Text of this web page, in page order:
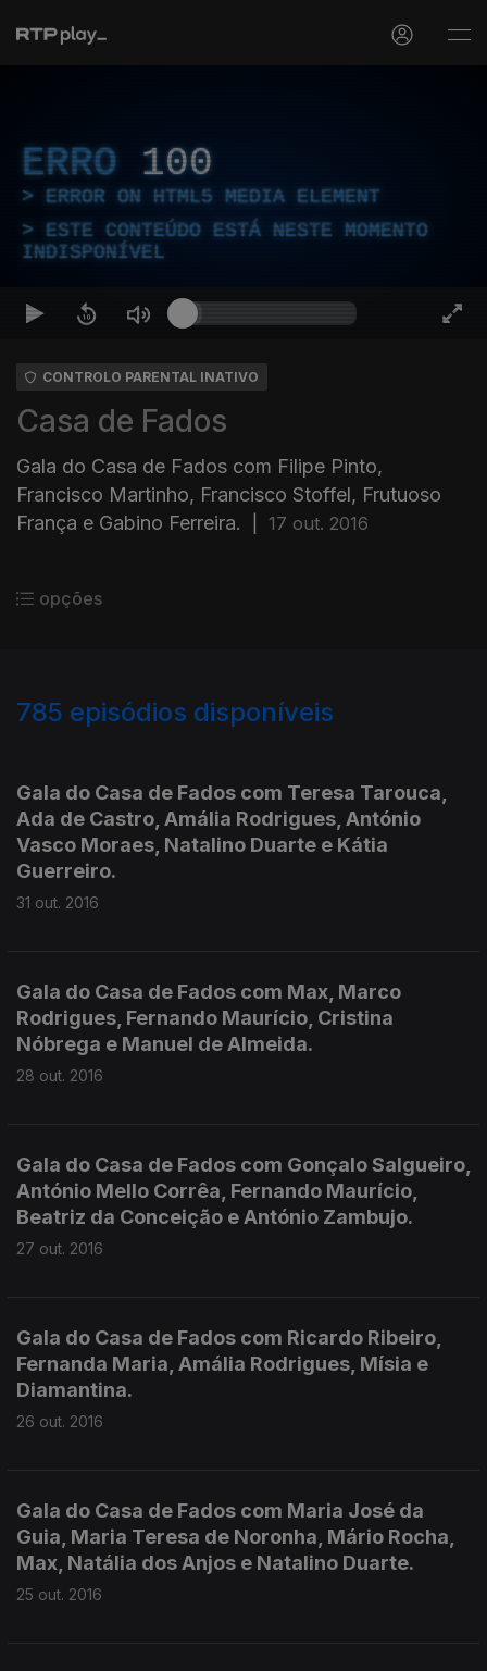
ERRO 100
ERROR ON HTML5 MEDIA ELEMENT
ESTE CONTEÚDO ESTÁ NESTE MOMENTO
INDISPONÍVEL
CONTROLO PARENTAL INATIVO
Casa de Fados
Gala do Casa de Fados com Filipe Pinto,
Francisco Martinho, Francisco Stoffel, Frutuoso
França e Gabino Ferreira.
17 out. 2016
opções
785 episódios disponíveis
Gala do Casa de Fados com Teresa Tarouca,
Ada de Castro, Amália Rodrigues, António
Vasco Moraes, Natalino Duarte e Kátia
Guerreiro.
31 out. 2016
Gala do Casa de Fados com Max, Marco
Rodrigues, Fernando Maurício, Cristina
Nóbrega e Manuel de Almeida.
28 out. 2016
Gala do Casa de Fados com Gonçalo Salgueiro,
António Mello Corrêa, Fernando Maurício,
Beatriz da Conceição e António Zambujo.
27 out. 2016
Gala do Casa de Fados com Ricardo Ribeiro,
Fernanda Maria, Amália Rodrigues, Mísia e
Diamantina.
26 out. 2016
Gala do Casa de Fados com Maria José da
Guia, Maria Teresa de Noronha, Mário Rocha,
Max, Natália dos Anjos e Natalino Duarte.
25 out. 2016